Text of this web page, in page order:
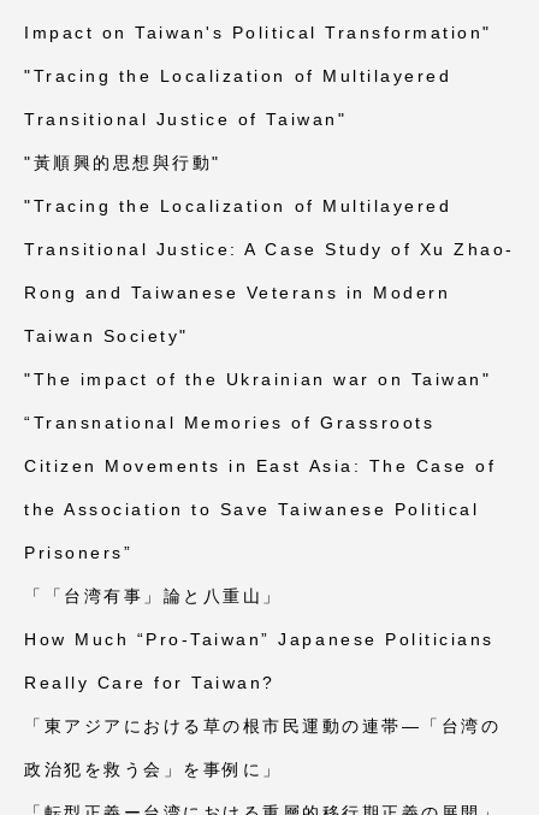
Impact on Taiwan's Political Transformation"
"Tracing the Localization of Multilayered
Transitional Justice of Taiwan"
"黃順興的思想與行動"
"Tracing the Localization of Multilayered
Transitional Justice: A Case Study of Xu Zhao-
Rong and Taiwanese Veterans in Modern
Taiwan Society"
"The impact of the Ukrainian war on Taiwan"
“Transnational Memories of Grassroots
Citizen Movements in East Asia: The Case of
the Association to Save Taiwanese Political
Prisoners”
「「台湾有事」論と八重山」
How Much “Pro-Taiwan” Japanese Politicians
Really Care for Taiwan?
「東アジアにおける草の根市民運動の連帯—「台湾の
政治犯を救う会」を事例に」